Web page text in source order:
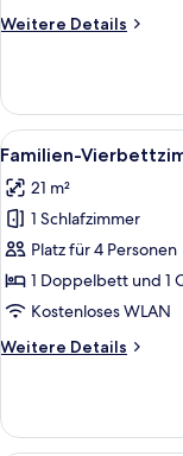
Weitere Details
Weitere
Alle
Fotos
für
Familien-
Vierbettzimmer
anzeigen
3
Familien-
21 m²
1 Schlafzimmer
Platz für 4 Personen
1 Doppelbett und 1
Kostenloses WLAN
Weitere Details
Weitere
Vierbettzimmer